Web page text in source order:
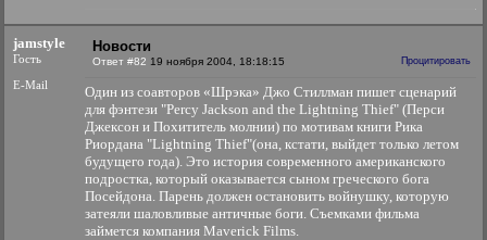
jamstyle
Гость
E-Mail
Новости
Ответ #82 19 ноября 2004, 18:18:15 Процитировать
Один из соавторов «Шрэка» Джо Стиллман пишет сценарий
для фэнтези "Percy Jackson and the Lightning Thief" (Перси
Джексон и Похититель молнии) по мотивам книги Рика
Риордана "Lightning Thief"(она, кстати, выйдет только летом
будущего года). Это история современного американского
подростка, который оказывается сыном греческого бога
Посейдона. Парень должен остановить войнушку, которую
затеяли шаловливые античные боги. Съемками фильма
займется компания Maverick Films.